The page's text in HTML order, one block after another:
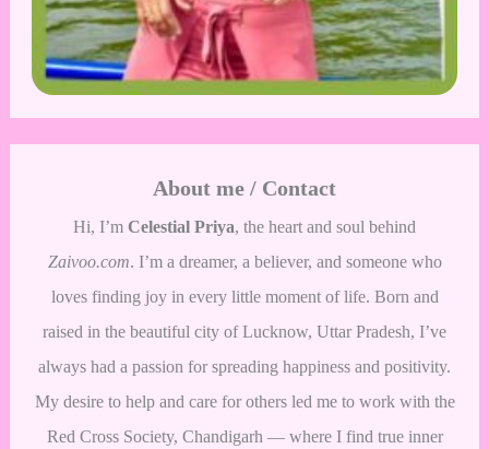
About me / Contact
Hi, I’m Celestial Priya, the heart and soul behind
Zaivoo.com. I’m a dreamer, a believer, and someone who
loves finding joy in every little moment of life. Born and
raised in the beautiful city of Lucknow, Uttar Pradesh, I’ve
always had a passion for spreading happiness and positivity.
My desire to help and care for others led me to work with the
Red Cross Society, Chandigarh — where I find true inner